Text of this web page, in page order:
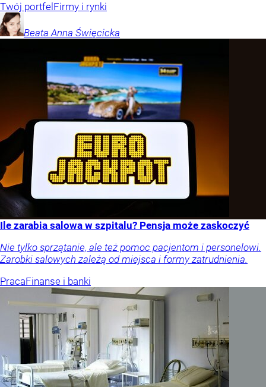
Twój portfel Firmy i rynki
Beata Anna Święcicka
Ile zarabia salowa w szpitalu? Pensja może zaskoczyć
Nie tylko sprzątanie, ale też pomoc pacjentom i personelowi.
Zarobki salowych zależą od miejsca i formy zatrudnienia.
PracaFinanse i banki